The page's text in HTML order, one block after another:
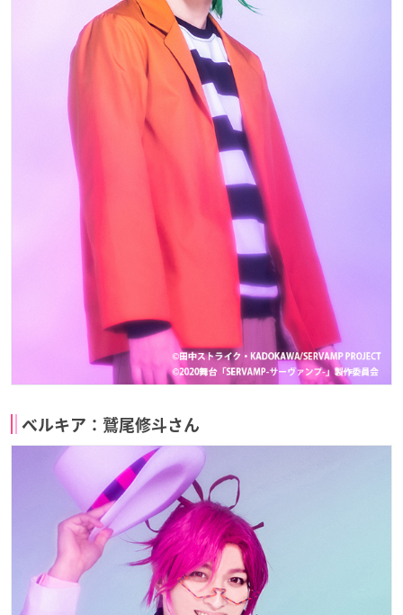
ベルキア：鷲尾修斗さん